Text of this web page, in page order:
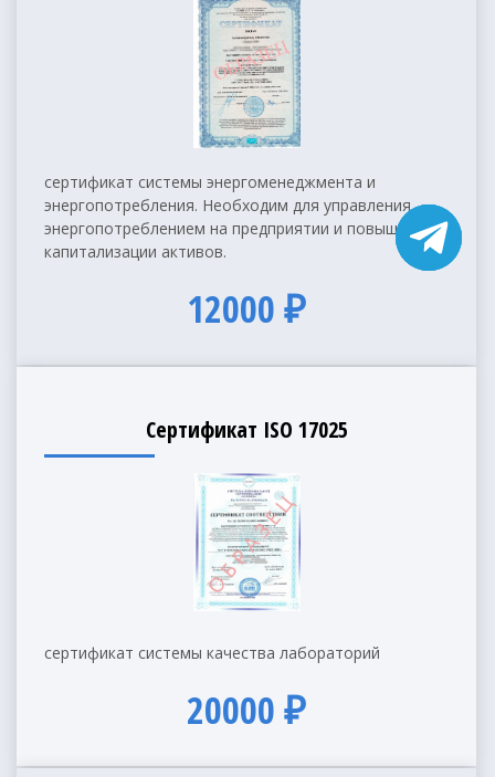
сертификат системы энергоменеджмента и
энергопотребления. Необходим для управления
энергопотреблением на предприятии и повышения
капитализации активов.
12000 ₽
Сертификат ISO 17025
сертификат системы качества лабораторий
20000 ₽